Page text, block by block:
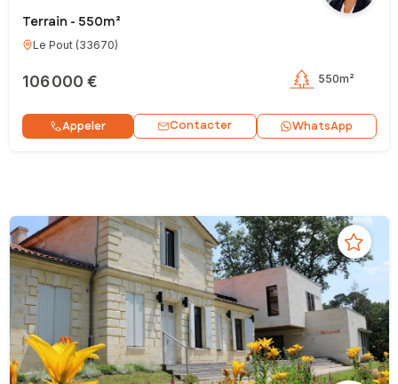
Terrain - 550m²
Le Pout(33670)
106 000 € 550m²
Appeler Contacter WhatsApp